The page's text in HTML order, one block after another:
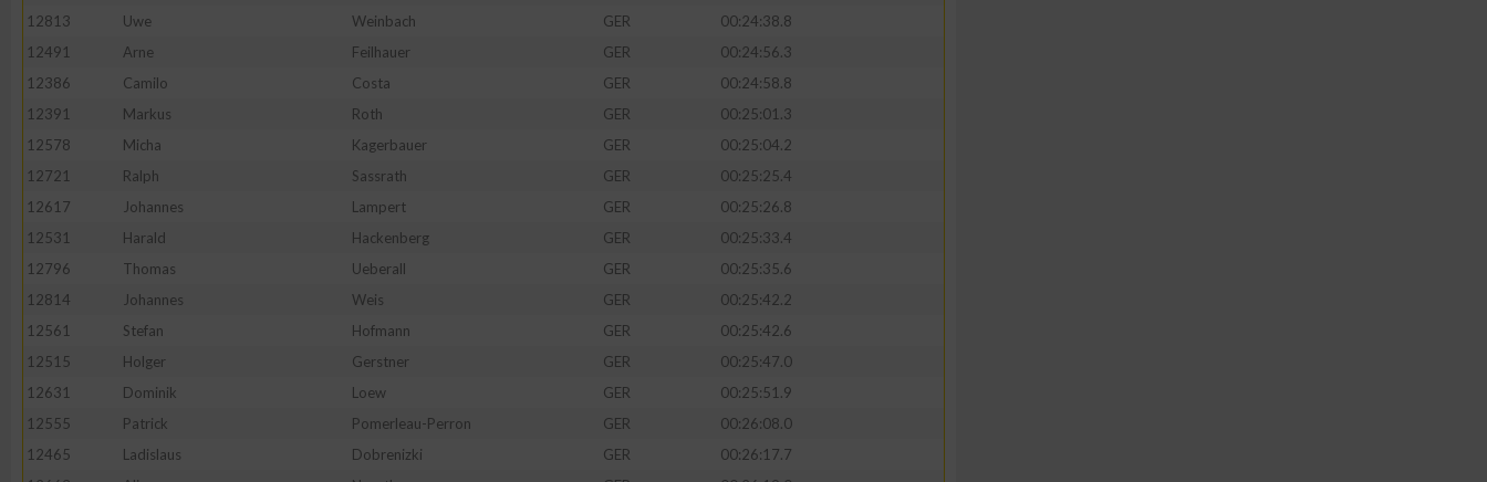
12813
Uwe Weinbach GER
00:24:38.8
12491
Arne Feilhauer GER
00:24:56.3
12386
Camilo Costa GER
00:24:58.8
12391
Markus Roth GER
00:25:01.3
12578
Micha Kagerbauer GER
00:25:04.2
12721
Ralph Sassrath GER
00:25:25.4
12617
Johannes Lampert GER
00:25:26.8
12531
Harald Hackenberg GER
00:25:33.4
12796
Thomas Ueberall GER
00:25:35.6
12814
Johannes Weis GER
00:25:42.2
12561
Stefan Hofmann GER
00:25:42.6
12515
Holger Gerstner GER
00:25:47.0
12631
Dominik Loew GER
00:25:51.9
12555
Patrick Pomerleau-Perron GER
00:26:08.0
12465
Ladislaus Dobrenizki GER
00:26:17.7